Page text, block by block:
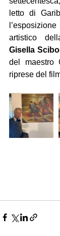
letto di
Gisella
del maestro
riprese del